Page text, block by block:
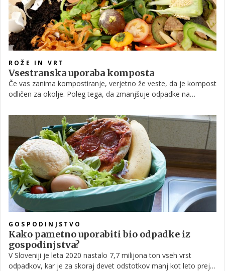
ROŽE IN VRT
Vsestranska uporaba komposta
Če vas zanima kompostiranje, verjetno že veste, da je kompost
odličen za okolje. Poleg tega, da zmanjšuje odpadke na
zavrženih in trdih komunalnih odpadkov bi bilo mogoče
kompostirati, ljudje pa se za kompost velikokrat ne odločijo,
ker nimajo vrta. Ste vedeli, da se kompost lahko uporablja tudi
za druge namene?
GOSPODINJSTVO
Kako pametno uporabiti bio odpadke iz
gospodinjstva?
V Sloveniji je leta 2020 nastalo 7,7 milijona ton vseh vrst
odpadkov, kar je za skoraj devet odstotkov manj kot leto prej.